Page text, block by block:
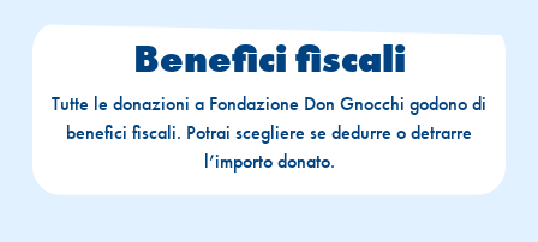
Benefici fiscali
Tutte le donazioni a Fondazione Don Gnocchi godono di
benefici fiscali. Potrai scegliere se dedurre o detrarre
l’importo donato.